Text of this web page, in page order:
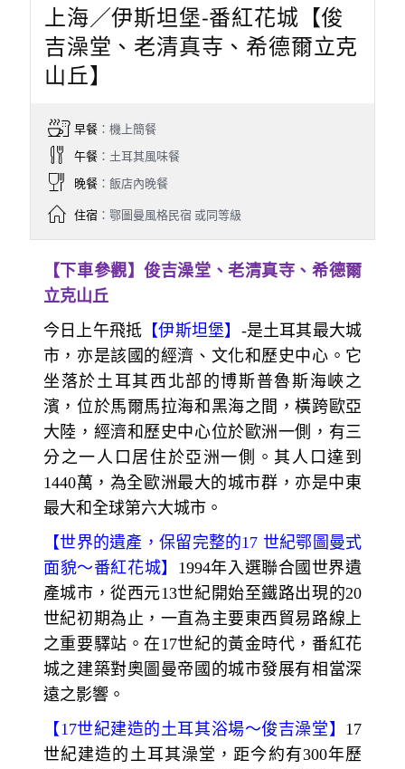
上海／伊斯坦堡-番紅花城【俊
吉澡堂、老清真寺、希德爾立克
山丘】
早餐：機上簡餐
午餐：土耳其風味餐
晚餐：飯店內晚餐
住宿：鄂圖曼風格民宿 或同等級
【下車參觀】俊吉澡堂、老清真寺、希德爾
立克山丘
今日上午飛抵 【伊斯坦堡】 -是土耳其最大城
市，亦是該國的經濟、文化和歷史中心。它
坐落於土耳其西北部的博斯普魯斯海峽之
濱，位於馬爾馬拉海和黑海之間，橫跨歐亞
大陸，經濟和歷史中心位於歐洲一側，有三
分之一人口居住於亞洲一側。其人口達到
1440萬，為全歐洲最大的城市群，亦是中東
最大和全球第六大城市。
【世界的遺產，保留完整的17 世紀鄂圖曼式
面貌～番紅花城】 1994年入選聯合國世界遺
產城市，從西元13世紀開始至鐵路出現的20
世紀初期為止，一直為主要東西貿易路線上
之重要驛站。在17世紀的黃金時代，番紅花
城之建築對奧圖曼帝國的城市發展有相當深
遠之影響。
【17世紀建造的土耳其浴場～俊吉澡堂】 17
世紀建造的土耳其澡堂，距今約有300年歷